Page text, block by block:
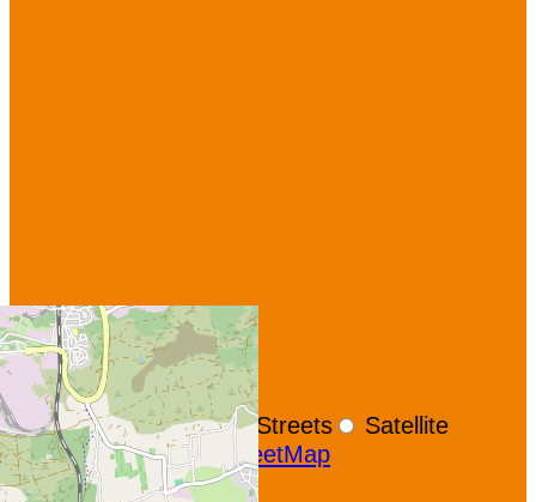
+−
OpenStreetMap
Streets
Satellite
Leaflet |©OpenStreetMap